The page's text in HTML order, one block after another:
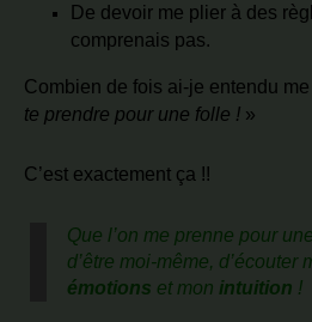
De devoir me plier à des
comprenais pas.
Combien de fois ai-je entendu
te prendre pour une folle ! »
C’est exactement ça !!
Que l’on me prenne pour
d’être moi-même, d’écouter
émotions et mon intuition !